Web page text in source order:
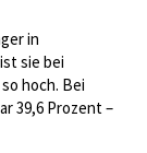
in
sie bei
hoch. Bei
39,6 Prozent –